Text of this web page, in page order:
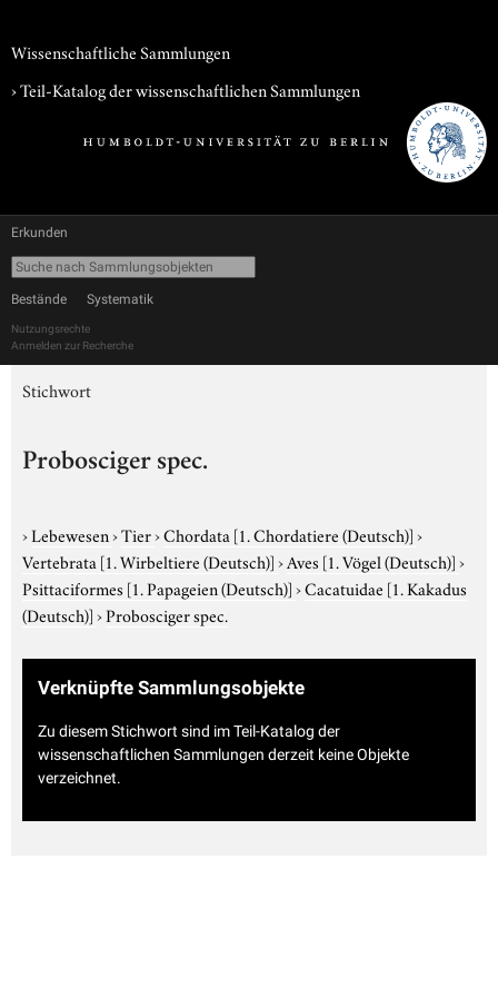
Wissenschaftliche Sammlungen
› Teil-Katalog der wissenschaftlichen Sammlungen
Erkunden
Bestände Systematik
Nutzungsrechte
Anmelden zur Recherche
Stichwort
Probosciger spec.
›Lebewesen›Tier›Chordata [1. Chordatiere (Deutsch)]›
Vertebrata [1. Wirbeltiere (Deutsch)]›Aves [1. Vögel (Deutsch)]›
Psittaciformes [1. Papageien (Deutsch)]›Cacatuidae [1. Kakadus
(Deutsch)]›Probosciger spec.
Verknüpfte Sammlungsobjekte
Zu diesem Stichwort sind im Teil-Katalog der
wissenschaftlichen Sammlungen derzeit keine Objekte
verzeichnet.